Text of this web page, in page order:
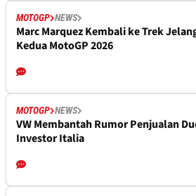
MOTOGP NEWS
Marc Marquez Kembali ke Trek
Kedua MotoGP 2026
MOTOGP NEWS
VW Membantah Rumor Penjualan
Investor Italia